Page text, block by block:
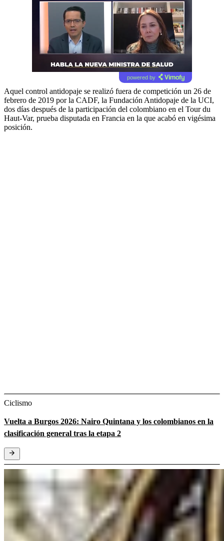
powered by
Aquel control antidopaje se realizó fuera de competición un 26 de
febrero de 2019 por la CADF, la Fundación Antidopaje de la UCI,
dos días después de la participación del colombiano en el Tour du
Haut-Var, prueba disputada en Francia en la que acabó en vigésima
posición.
Ciclismo
Vuelta a Burgos 2026: Nairo Quintana y los colombianos en la
clasificación general tras la etapa 2